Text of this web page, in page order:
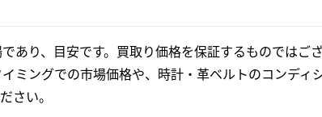
あり、目安です。買取り価格を保証するものではござ
ミングでの市場価格や、時計・革ベルトのコンディ
さい。